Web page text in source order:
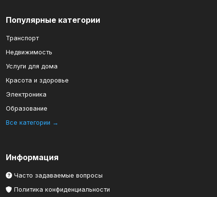
Популярные категории
Транспорт
Недвижимость
Услуги для дома
Красота и здоровье
Электроника
Образование
Все категории →
Информация
Часто задаваемые вопросы
Политика конфиденциальности